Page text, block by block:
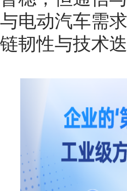
与电动汽车需
链韧性与技术